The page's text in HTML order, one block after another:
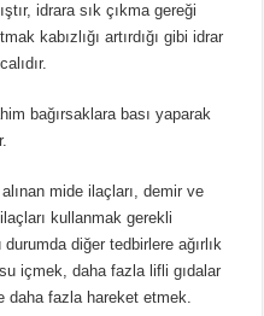
idrara sık çıkma gereği
kabızlığı artırdığı gibi idrar
bağırsaklara bası yaparak
mide ilaçları, demir ve
kullanmak gerekli
diğer tedbirlere ağırlık
içmek, daha fazla lifli gıdalar
daha fazla hareket etmek.